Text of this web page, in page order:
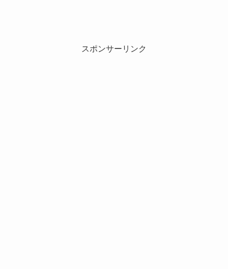
スポンサーリンク